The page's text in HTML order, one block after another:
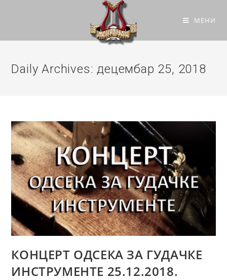
МЕНИ
Daily Archives: децембар 25, 2018
КОНЦЕРТ ОДСЕКА ЗА ГУДАЧКЕ
ИНСТРУМЕНТЕ 25.12.2018.